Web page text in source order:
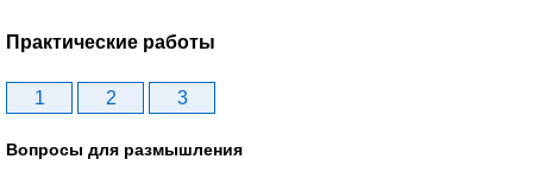
Практические работы
1 2 3
Вопросы для размышления